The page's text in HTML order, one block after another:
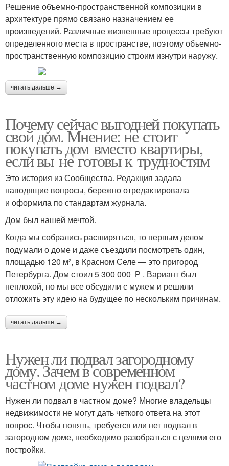
Решение объемно-пространственной композиции в
архитектуре прямо связано назначением ее
произведений. Различные жизненные процессы требуют
определенного места в пространстве, поэтому объемно-
пространственную композицию строим изнутри наружу.
читать дальше →
Почему сейчас выгодней покупать
свой дом. Мнение: не стоит
покупать дом вместо квартиры,
если вы не готовы к трудностям
Это история из Сообщества. Редакция задала
наводящие вопросы, бережно отредактировала
и оформила по стандартам журнала.
Дом был нашей мечтой.
Когда мы собрались расширяться, то первым делом
подумали о доме и даже съездили посмотреть один,
площадью 120 м², в Красном Селе — это пригород
Петербурга. Дом стоил 5 300 000 Р . Вариант был
неплохой, но мы все обсудили с мужем и решили
отложить эту идею на будущее по нескольким причинам.
читать дальше →
Нужен ли подвал загородному
дому. Зачем в современном
частном доме нужен подвал?
Нужен ли подвал в частном доме? Многие владельцы
недвижимости не могут дать четкого ответа на этот
вопрос. Чтобы понять, требуется или нет подвал в
загородном доме, необходимо разобраться с целями его
постройки.